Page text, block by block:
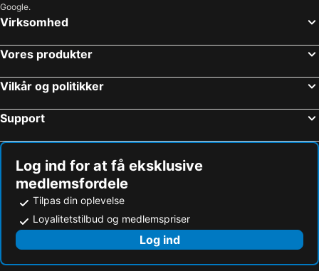
Google.
Virksomhed
Vores produkter
Vilkår og politikker
Support
Log ind for at få eksklusive
medlemsfordele
Tilpas din oplevelse
Loyalitetstilbud og medlemspriser
Log ind